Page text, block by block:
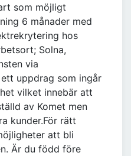
som möjligt
6 månader med
hos
Solna,
via
uppdrag som ingår
vilket innebär att
av Komet men
kunder.För rätt
att bli
Är du född före